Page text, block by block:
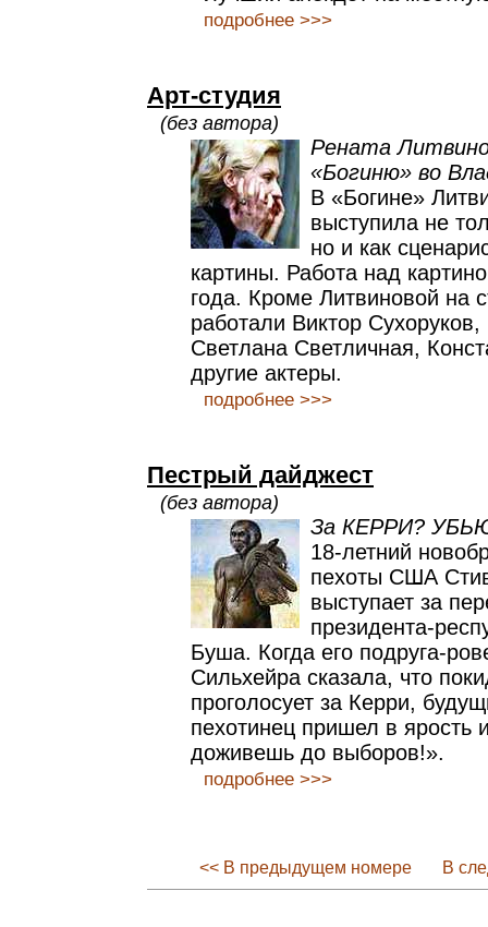
подробнее >>>
Арт-студия
(без автора)
Рената
«Богиню» во
В «Богине»
выступила не
но и как
картины. Работа над
года. Кроме Литвиновой на
работали Виктор
Светлана Светличная,
другие актеры.
подробнее >>>
Пестрый дайджест
(без автора)
За КЕРРИ?
18-летний
пехоты США
выступает за
президента-
Буша. Когда его подруга-
Сильхейра сказала, что
проголосует за Керри,
пехотинец пришел в ярость
доживешь до выборов!».
подробнее >>>
<< В предыдущем номере В